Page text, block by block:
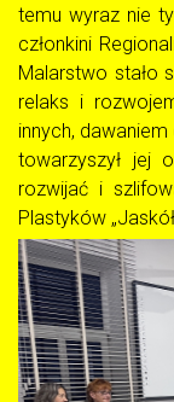
temu wyraz nie
członkini
Malarstwo stało
relaks i
innych,
towarzyszył jej
rozwijać i
Plastyków